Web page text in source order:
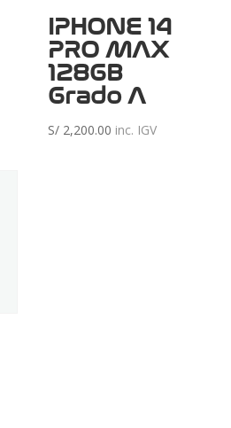
IPHONE 14
PRO MAX
128GB
Grado A
S/ 2,200.00 inc. IGV